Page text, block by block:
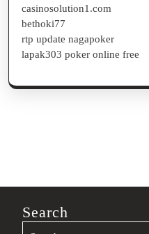
casinosolution1.com
bethoki77
rtp update nagapoker
lapak303 poker online free
Search